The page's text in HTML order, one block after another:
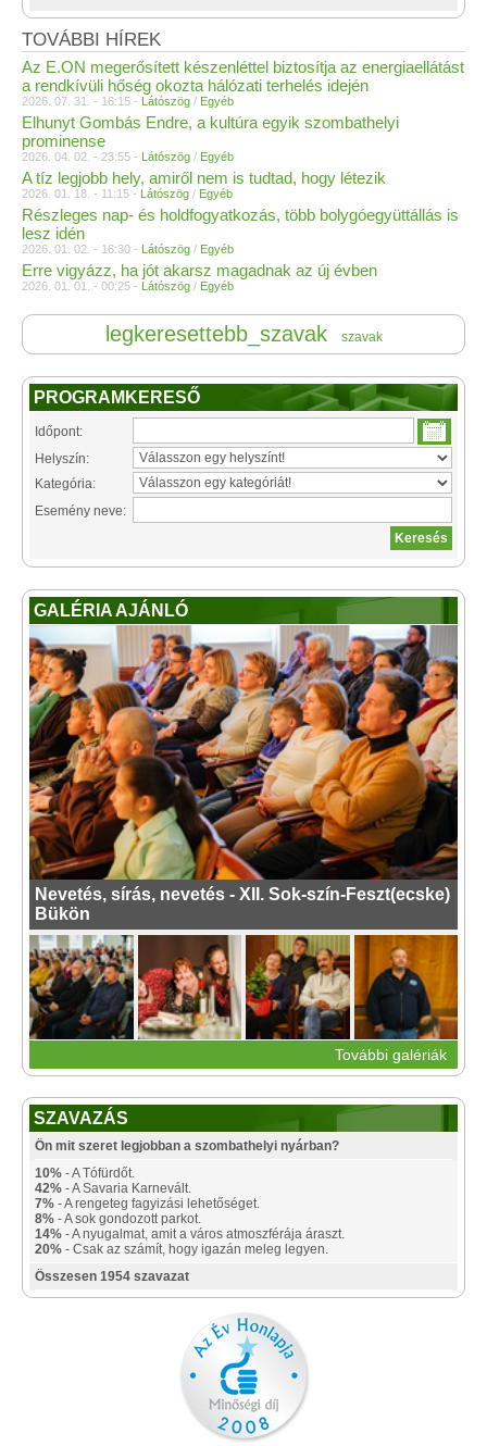
TOVÁBBI HÍREK
Az E.ON megerősített készenléttel biztosítja az energiaellátást
a rendkívüli hőség okozta hálózati terhelés idején
2026. 07. 31. - 16:15 - Látószög / Egyéb
Elhunyt Gombás Endre, a kultúra egyik szombathelyi
prominense
2026. 04. 02. - 23:55 - Látószög / Egyéb
A tíz legjobb hely, amiről nem is tudtad, hogy létezik
2026. 01. 18. - 11:15 - Látószög / Egyéb
Részleges nap- és holdfogyatkozás, több bolygóegyüttállás is
lesz idén
2026. 01. 02. - 16:30 - Látószög / Egyéb
Erre vigyázz, ha jót akarsz magadnak az új évben
2026. 01. 01. - 00:25 - Látószög / Egyéb
legkeresettebb_szavak szavak
PROGRAMKERESŐ
Időpont:
Helyszín:
Kategória:
Esemény neve:
GALÉRIA AJÁNLÓ
Nevetés, sírás, nevetés - XII. Sok-szín-Feszt(ecske)
Bükön
További galériák
SZAVAZÁS
Ön mit szeret legjobban a szombathelyi nyárban?
10% - A Tófürdőt.
42% - A Savaria Karnevált.
7% - A rengeteg fagyizási lehetőséget.
8% - A sok gondozott parkot.
14% - A nyugalmat, amit a város atmoszférája áraszt.
20% - Csak az számít, hogy igazán meleg legyen.
Összesen 1954 szavazat